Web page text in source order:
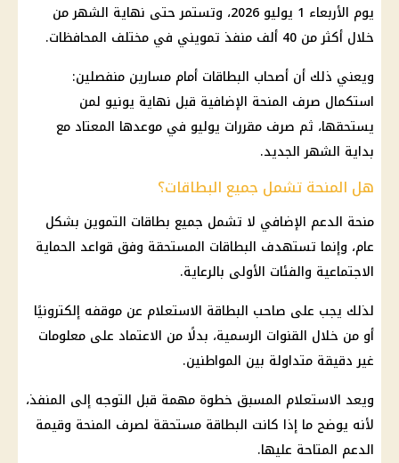
يوم الأربعاء 1 يوليو 2026، وتستمر حتى نهاية الشهر من
خلال أكثر من 40 ألف منفذ تمويني في مختلف المحافظات.
ويعني ذلك أن أصحاب البطاقات أمام مسارين منفصلين:
استكمال صرف المنحة الإضافية قبل نهاية يونيو لمن
يستحقها، ثم صرف مقررات يوليو في موعدها المعتاد مع
بداية الشهر الجديد.
هل المنحة تشمل جميع البطاقات؟
منحة الدعم الإضافي لا تشمل جميع بطاقات التموين بشكل
عام، وإنما تستهدف البطاقات المستحقة وفق قواعد الحماية
الاجتماعية والفئات الأولى بالرعاية.
لذلك يجب على صاحب البطاقة الاستعلام عن موقفه إلكترونيًا
أو من خلال القنوات الرسمية، بدلًا من الاعتماد على معلومات
غير دقيقة متداولة بين المواطنين.
ويعد الاستعلام المسبق خطوة مهمة قبل التوجه إلى المنفذ،
لأنه يوضح ما إذا كانت البطاقة مستحقة لصرف المنحة وقيمة
الدعم المتاحة عليها.